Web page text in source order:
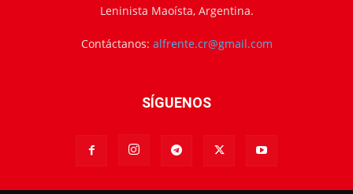
Leninista Maoísta, Argentina.
Contáctanos: alfrente.cr@gmail.com
SÍGUENOS